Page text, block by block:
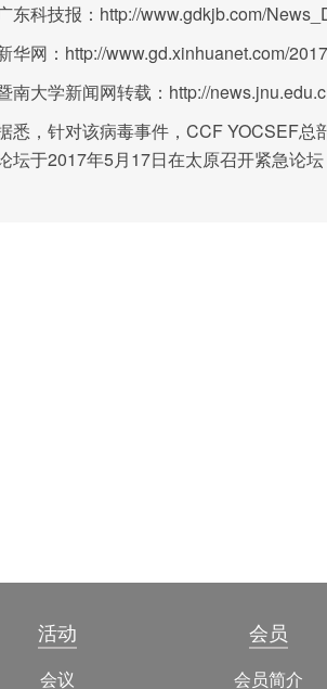
东科技报：http://www.gdkjb.com/
华网：http://www.gd.xinhuanet.com/
南大学新闻网转载：http://
悉，针对该病毒事件，CCF YOCSEF
坛于2017年5月17日在太原召开紧急论坛
活动
会议
会员
会员简介